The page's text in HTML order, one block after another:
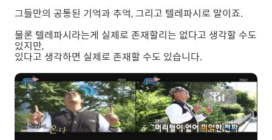
그들만의 공통된 기억과 추억, 그리고 텔레파시로 말이죠.
물론 텔레파시라는게 실제로 존재할리는 없다고 생각할 수도
있지만,
있다고 생각하면 실제로 존재할 수도 있습니다.